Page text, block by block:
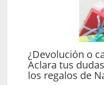
¿Devolución o
Aclara tus
los regalos de